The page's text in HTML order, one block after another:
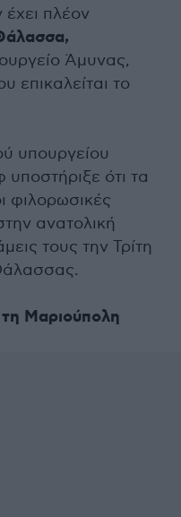
έχει πλέον
Άμυνας,
επικαλείται το
υπουργείου
ότι τα
φιλορωσικές
ανατολική
τους την Τρίτη
Μαριούπολη